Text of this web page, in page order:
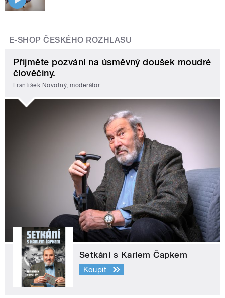
E-SHOP ČESKÉHO ROZHLASU
Přijměte pozvání na úsměvný doušek moudré
člověčiny.
František Novotný, moderátor
Setkání s Karlem Čapkem
Koupit